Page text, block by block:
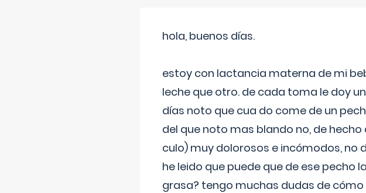
hola, buenos días.
estoy con lactancia materna de mi
leche que otro. de cada toma le doy
días noto que cua do come de un
del que noto mas blando no, de
culo) muy dolorosos e incómodos, no
he leido que puede que de ese pecho
grasa? tengo muchas dudas de